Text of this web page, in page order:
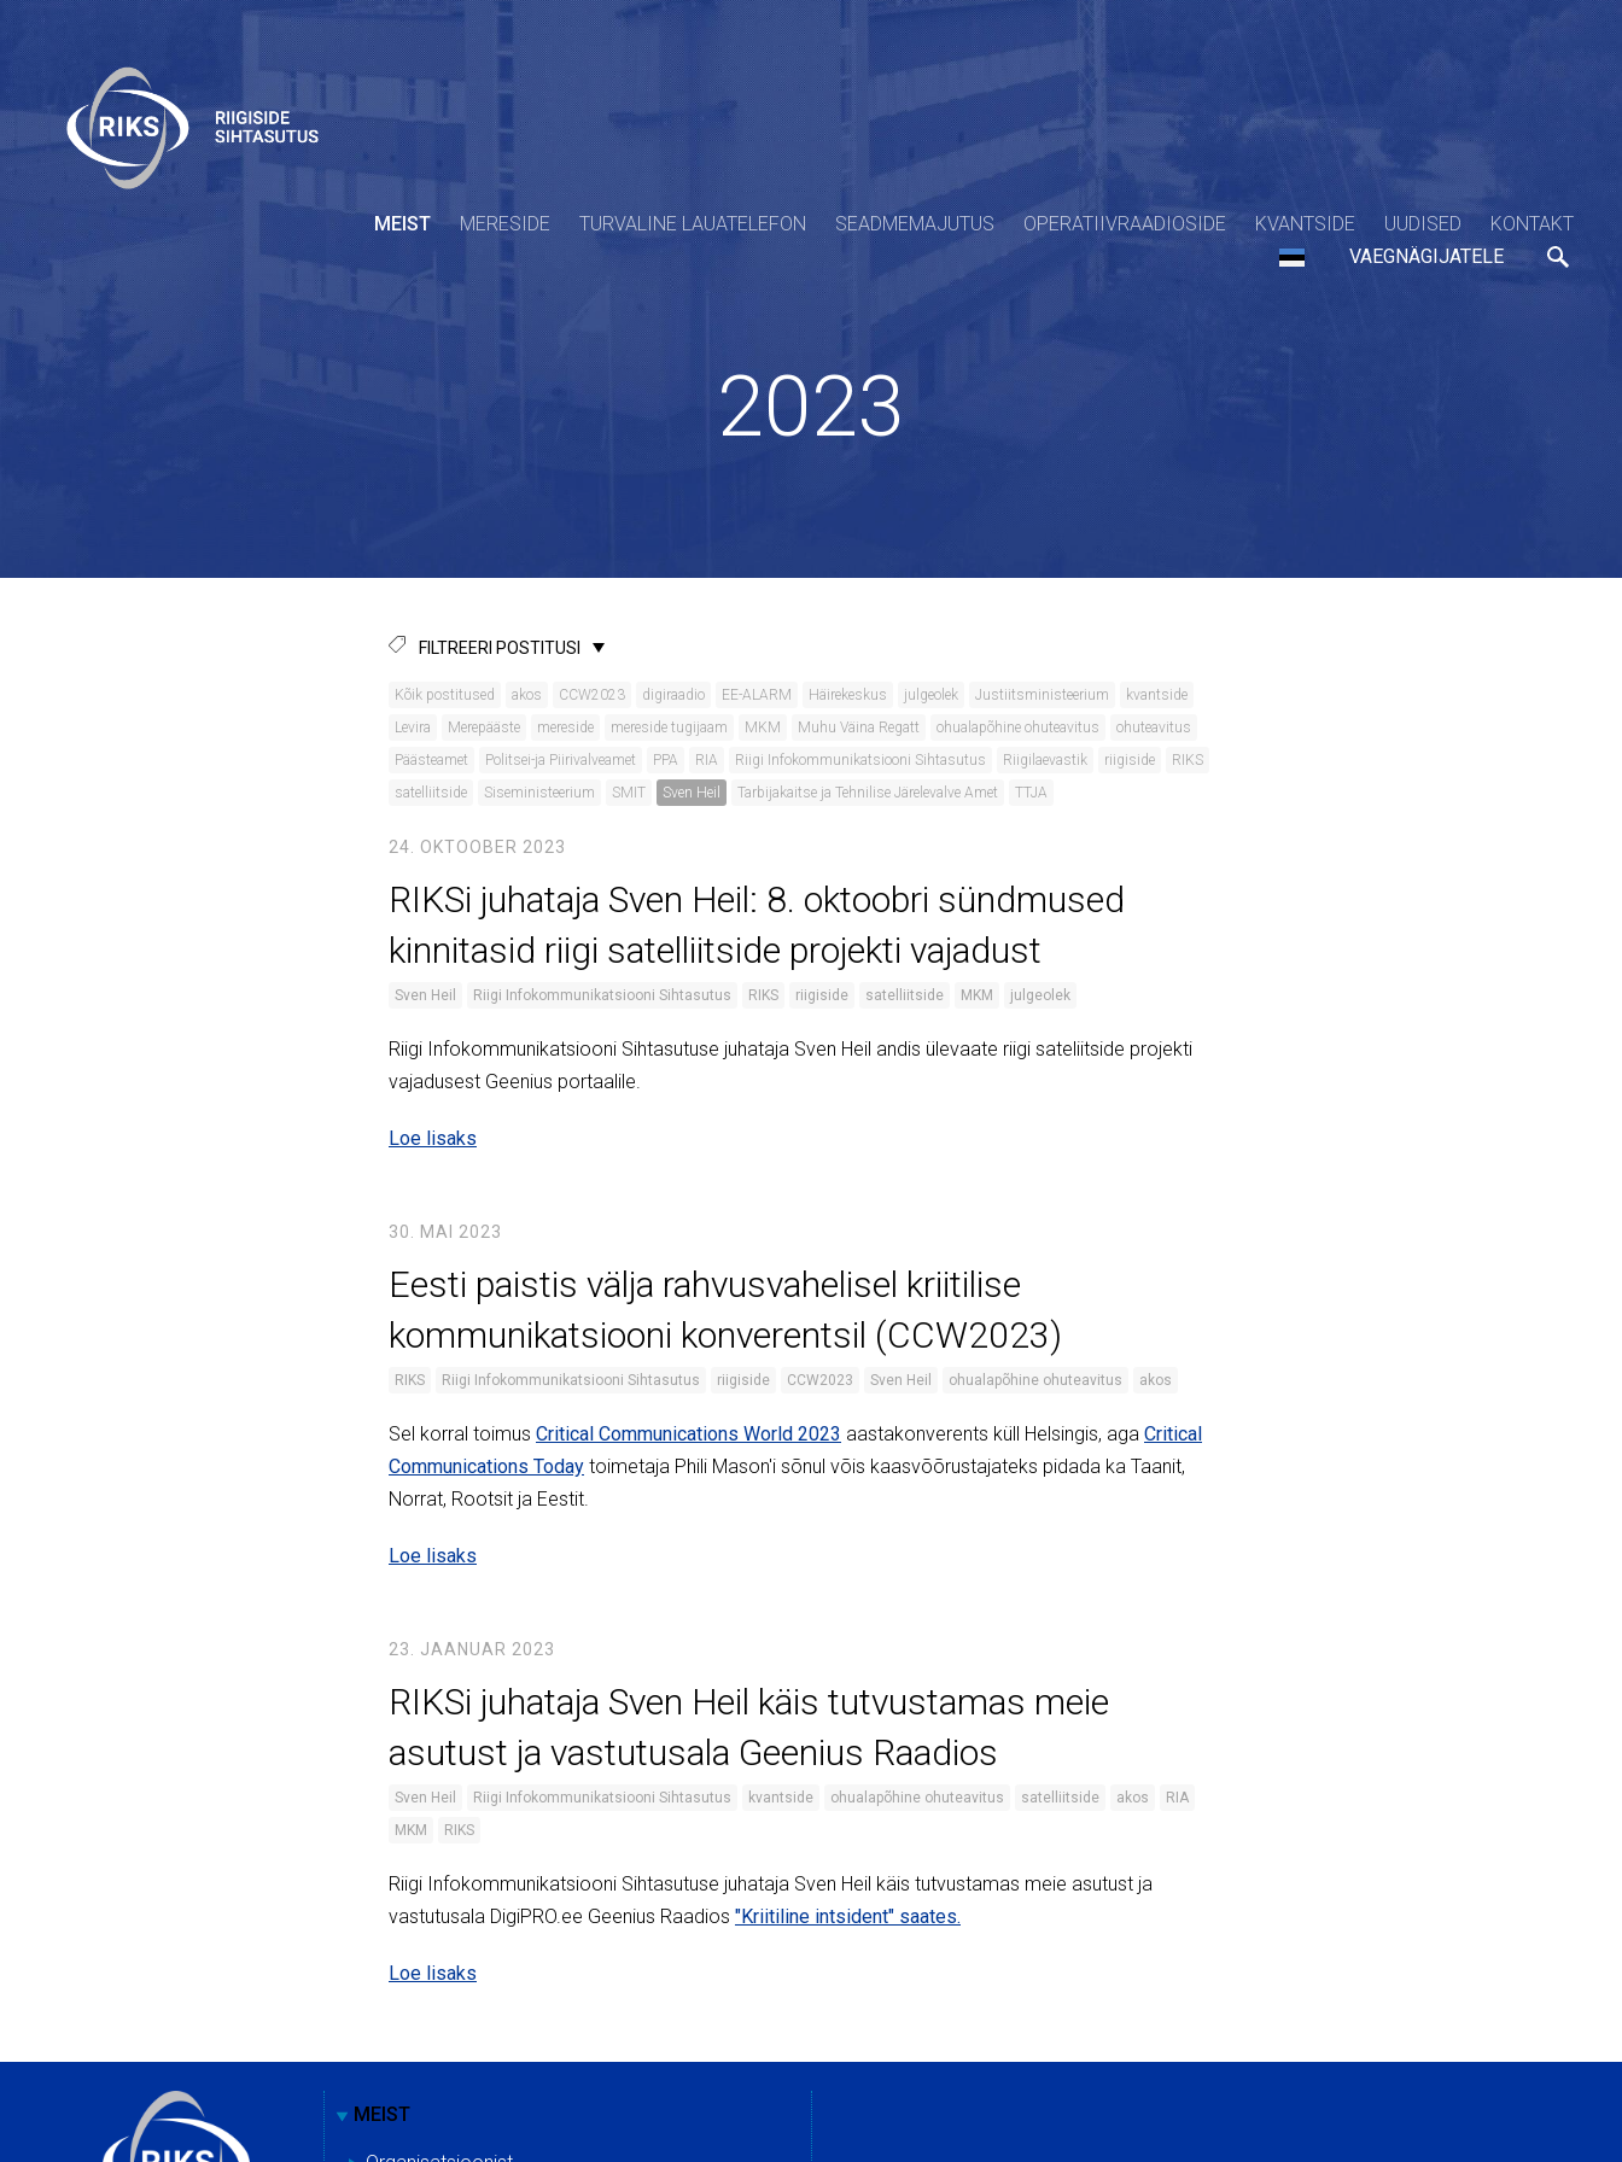
MEIST MERESIDE TURVALINE LAUATELEFON SEADMEMAJUTUS OPERATIIVRAADIOSIDE KVANTSIDE UUDISED
KONTAKT
VAEGNÄGIJATELE
2023
FILTREERI POSTITUSI
Kõik postitused akos CCW2023 digiraadio EE-ALARM Häirekeskus julgeolek Justiitsministeerium
kvantside
Levira
Merepääste mereside mereside tugijaam MKM Muhu Väina Regatt ohualapõhine ohuteavitus
ohuteavitus
Päästeamet
Politsei-ja Piirivalveamet PPA RIA Riigi Infokommunikatsiooni Sihtasutus Riigilaevastik riigiside
RIKS
satelliitside
Siseministeerium SMIT Sven Heil Tarbijakaitse ja Tehnilise Järelevalve Amet TTJA
24. OKTOOBER 2023
RIKSi juhataja Sven Heil: 8. oktoobri sündmused
kinnitasid riigi satelliitside projekti vajadust
Sven Heil Riigi Infokommunikatsiooni Sihtasutus RIKS riigiside satelliitside MKM julgeolek
Riigi Infokommunikatsiooni Sihtasutuse juhataja Sven Heil andis ülevaate riigi sateliitside projekti
vajadusest Geenius portaalile.
Loe lisaks
30. MAI 2023
Eesti paistis välja rahvusvahelisel kriitilise
kommunikatsiooni konverentsil (CCW2023)
RIKS Riigi Infokommunikatsiooni Sihtasutus riigiside CCW2023 Sven Heil ohualapõhine ohuteavitus akos
Sel korral toimus Critical Communications World 2023 aastakonverents küll Helsingis, aga Critical
Communications Today toimetaja Phili Mason'i sõnul võis kaasvõõrustajateks pidada ka Taanit,
Norrat, Rootsit ja Eestit.
Loe lisaks
23. JAANUAR 2023
RIKSi juhataja Sven Heil käis tutvustamas meie
asutust ja vastutusala Geenius Raadios
Sven Heil Riigi Infokommunikatsiooni Sihtasutus kvantside ohualapõhine ohuteavitus satelliitside akos
RIA
MKM
RIKS
Riigi Infokommunikatsiooni Sihtasutuse juhataja Sven Heil käis tutvustamas meie asutust ja
vastutusala DigiPRO.ee Geenius Raadios "Kriitiline intsident" saates.
Loe lisaks
MEIST